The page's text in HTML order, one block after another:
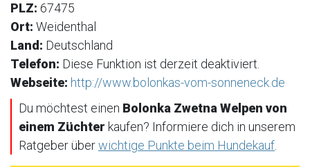
PLZ: 67475
Ort: Weidenthal
Land: Deutschland
Telefon: Diese Funktion ist derzeit deaktiviert.
Webseite: http://www.bolonkas-vom-sonneneck.de
Du möchtest einen Bolonka Zwetna Welpen von
einem Züchter kaufen? Informiere dich in unserem
Ratgeber überwichtige Punkte beim Hundekauf